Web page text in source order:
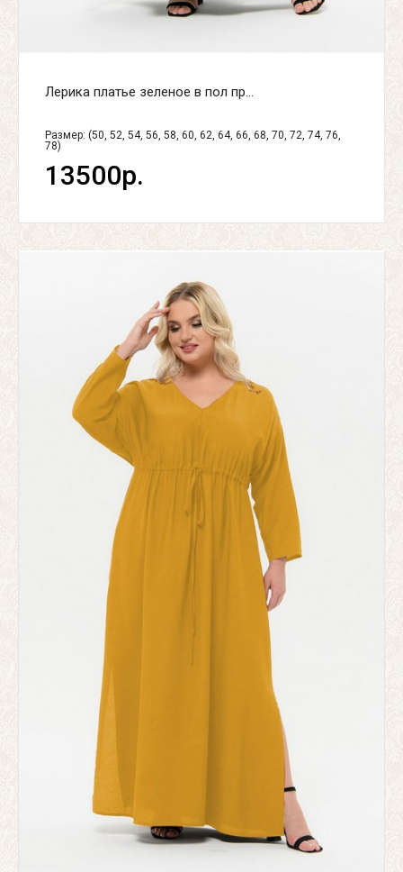
Лерика платье зеленое в пол пр...
Размер: (50, 52, 54, 56, 58, 60, 62, 64, 66, 68, 70, 72, 74, 76,
78)
13500р.